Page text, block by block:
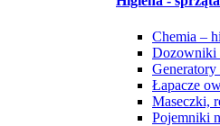
Chemia –
Dozowniki
Generatory
Łapacze
Maseczki,
Pojemniki